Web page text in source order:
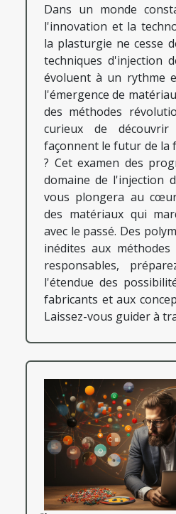
Dans un monde
l'innovation et la
la plasturgie ne cesse
techniques d'injection
évoluent à un rythme
l'émergence de
des méthodes
curieux de
façonnent le futur de la
? Cet examen des
domaine de l'injection
vous plongera au
des matériaux qui
avec le passé. Des
inédites aux
responsables,
l'étendue des
fabricants et aux
Laissez-vous guider à